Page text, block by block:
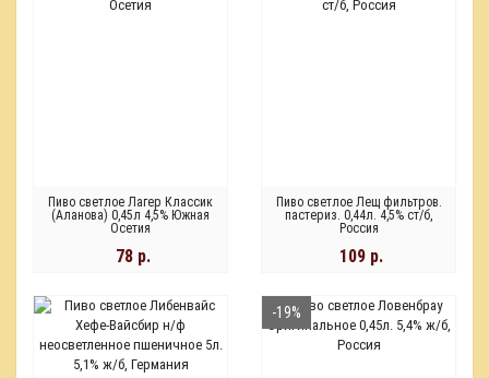
Пиво светлое Лагер Классик
(Аланова) 0,45л 4,5% Южная
Осетия
78 р.
Пиво светлое Лещ фильтров.
пастериз. 0,44л. 4,5% ст/б,
Россия
109 р.
-19%